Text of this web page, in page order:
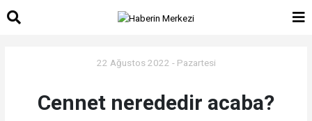
22 Ağustos 2022 - Pazartesi
Cennet nerededir acaba?